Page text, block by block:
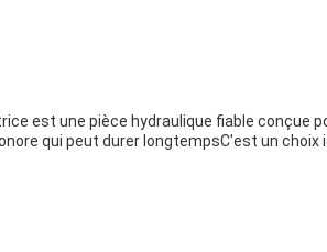
est une pièce hydraulique fiable conçue
qui peut durer longtempsC'est un